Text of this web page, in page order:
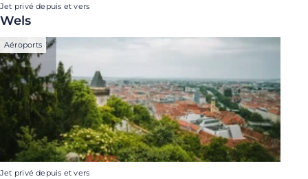
Jet privé depuis et vers
Wels
Aéroports
Jet privé depuis et vers